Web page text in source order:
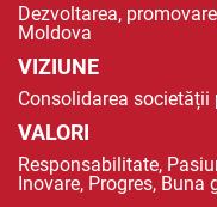
Dezvoltarea,
Moldova
VIZIUNE
Consolidarea societății
VALORI
Responsabilitate,
Inovare, Progres, Buna